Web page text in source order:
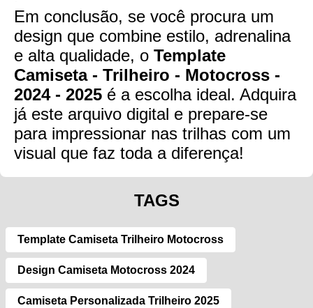
Em conclusão, se você procura um
design que combine estilo, adrenalina
e alta qualidade, o Template
Camiseta - Trilheiro - Motocross -
2024 - 2025 é a escolha ideal. Adquira
já este arquivo digital e prepare-se
para impressionar nas trilhas com um
visual que faz toda a diferença!
TAGS
Template Camiseta Trilheiro Motocross
Design Camiseta Motocross 2024
Camiseta Personalizada Trilheiro 2025